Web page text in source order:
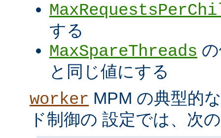
する
MaxSpareThreads
と同じ値にする
worker MPM の典型的
ド制御の 設定では、次